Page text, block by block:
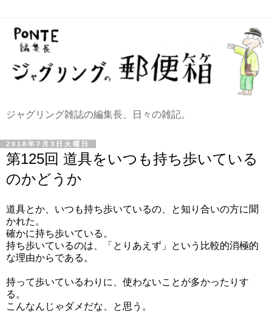
ジャグリング雑誌の編集長、日々の雑記。
2018年7月3日火曜日
第125回 道具をいつも持ち歩いている
のかどうか
道具とか、いつも持ち歩いているの、と知り合いの方に聞
かれた。
確かに持ち歩いている。
持ち歩いているのは、「とりあえず」という比較的消極的
な理由からである。
持って歩いているわりに、使わないことが多かったりす
る。
こんなんじゃダメだな、と思う。